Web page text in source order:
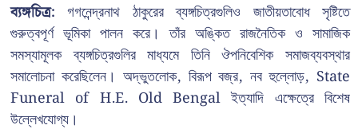
ব্যঙ্গচিত্র:গগনেন্দ্রনাথ ঠাকুরের ব্যঙ্গচিত্রগুলিও জাতীয়তাবোধ সৃষ্টিতে
গুরুত্বপূর্ণ ভূমিকা পালন করে। তাঁর অঙ্কিত রাজনৈতিক ও সামাজিক
সমস্যামূলক ব্যঙ্গচিত্রগুলির মাধ্যমে তিনি ঔপনিবেশিক সমাজব্যবস্থার
সমালোচনা করেছিলেন। অদ্ভুতলোক, বিরূপ বজ্র, নব হুল্লোড়, State
Funeral of H.E. Old Bengal ইত্যাদি এক্ষেত্রে বিশেষ
উল্লেখযোগ্য।